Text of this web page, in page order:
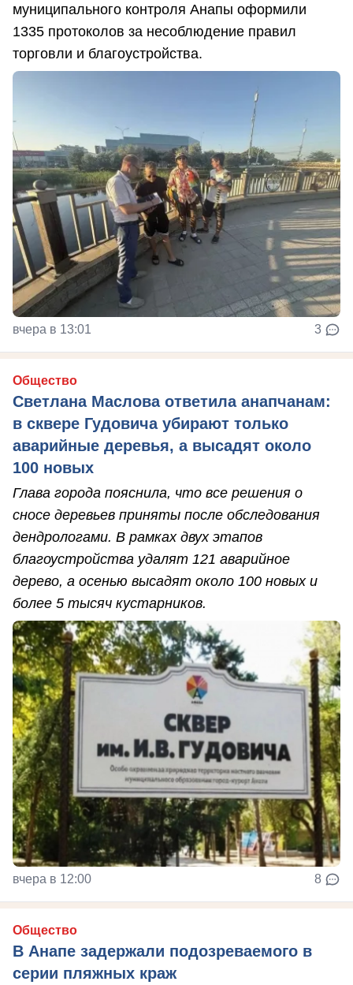
муниципального контроля Анапы оформили
1335 протоколов за несоблюдение правил
торговли и благоустройства.
вчера в 13:01 3
Общество
Светлана Маслова ответила анапчанам:
в сквере Гудовича убирают только
аварийные деревья, а высадят около
100 новых
Глава города пояснила, что все решения о
сносе деревьев приняты после обследования
дендрологами. В рамках двух этапов
благоустройства удалят 121 аварийное
дерево, а осенью высадят около 100 новых и
более 5 тысяч кустарников.
вчера в 12:00 8
Общество
В Анапе задержали подозреваемого в
серии пляжных краж